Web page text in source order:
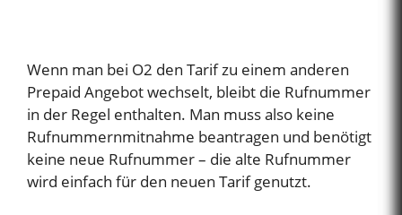
Wenn man bei O2 den Tarif zu einem anderen
Prepaid Angebot wechselt, bleibt die Rufnummer
in der Regel enthalten. Man muss also keine
Rufnummernmitnahme beantragen und benötigt
keine neue Rufnummer – die alte Rufnummer
wird einfach für den neuen Tarif genutzt.